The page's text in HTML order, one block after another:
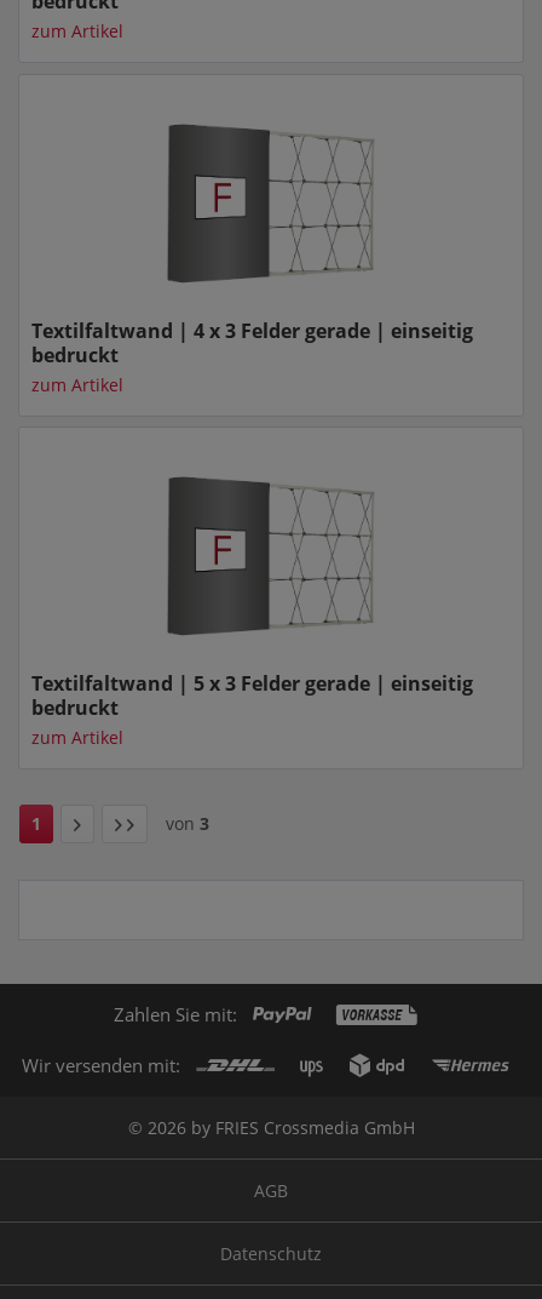
zum Artikel
Textilfaltwand | 4 x 3 Felder gerade | einseitig
bedruckt
zum Artikel
Textilfaltwand | 5 x 3 Felder gerade | einseitig
bedruckt
zum Artikel
1 von 3
Zahlen Sie mit:
Wir versenden mit:
© 2026 by FRIES Crossmedia GmbH
AGB
Datenschutz